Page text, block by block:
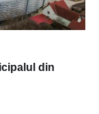
din